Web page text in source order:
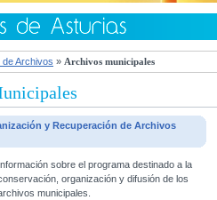
de Archivos » Archivos municipales
y Recuperación de Archivos
sobre el programa destinado a la
organización y difusión de los
municipales.